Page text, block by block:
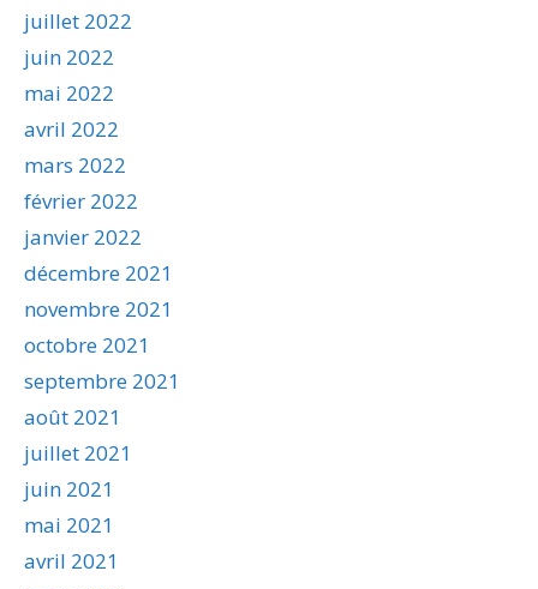
juillet 2022
juin 2022
mai 2022
avril 2022
mars 2022
février 2022
janvier 2022
décembre 2021
novembre 2021
octobre 2021
septembre 2021
août 2021
juillet 2021
juin 2021
mai 2021
avril 2021